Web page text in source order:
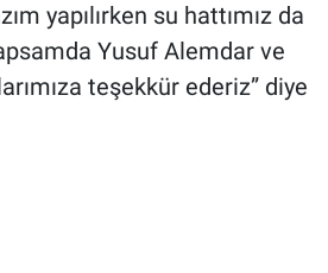
yapılırken su hattımız da
Yusuf Alemdar ve
teşekkür ederiz” diye